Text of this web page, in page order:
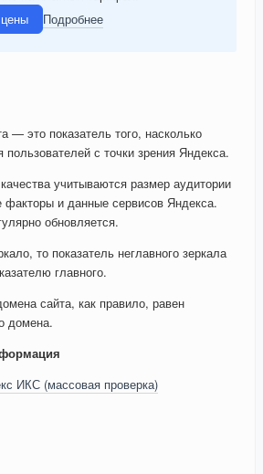
Подробнее
— это показатель того, насколько
с точки зрения Яндекса.
учитываются размер аудитории
факторы и данные сервисов Яндекса.
обновляется.
то показатель неглавного зеркала
главного.
сайта, как правило, равен
домена.
ИКС (массовая проверка)